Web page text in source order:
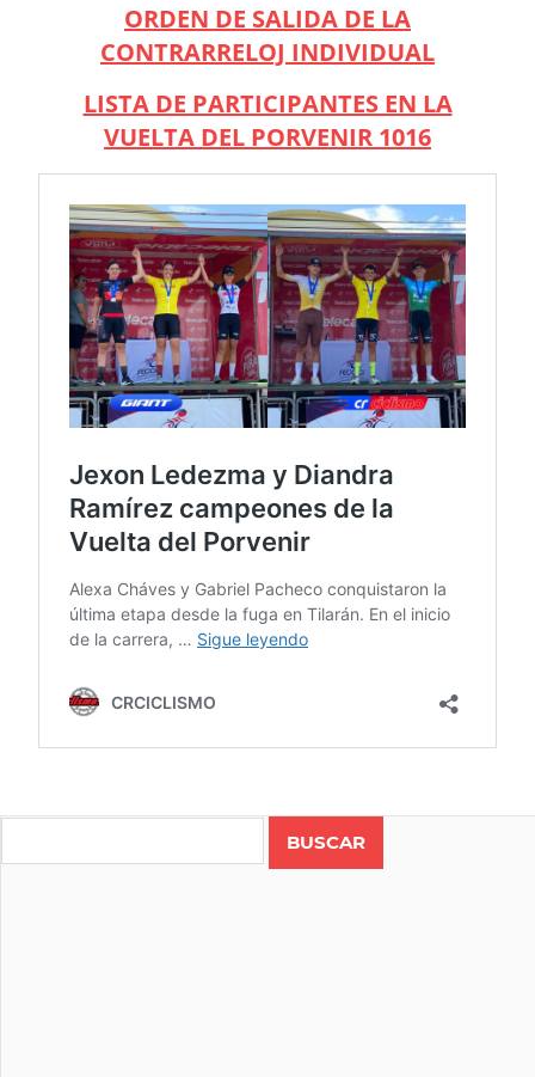
ORDEN DE SALIDA DE LA
CONTRARRELOJ INDIVIDUAL
LISTA DE PARTICIPANTES EN LA
VUELTA DEL PORVENIR 1016